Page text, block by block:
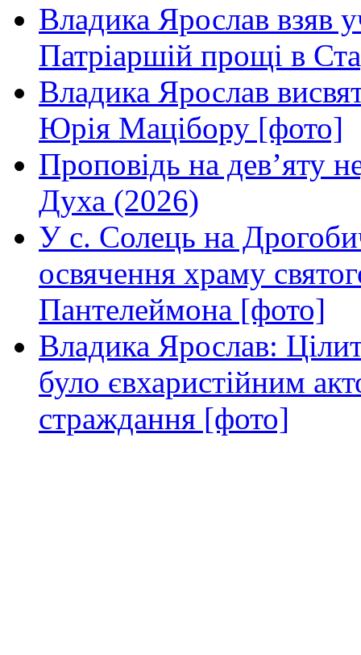
Владика Ярослав взяв
Патріаршій прощі в
Владика Ярослав
Юрія Мацібору [фото]
Проповідь на дев’яту
Духа (2026)
У с. Солець на
освячення храму
Пантелеймона [фото]
Владика Ярослав:
було євхаристійним
страждання [фото]